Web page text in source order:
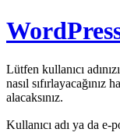
Lütfen kullanıcı
nasıl
alacaksınız.
Kullanıcı adı ya da e-